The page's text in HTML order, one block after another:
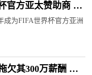
官方亚太赞助商 提
成为FIFA世界杯官方亚洲
欠其300万薪酬 将